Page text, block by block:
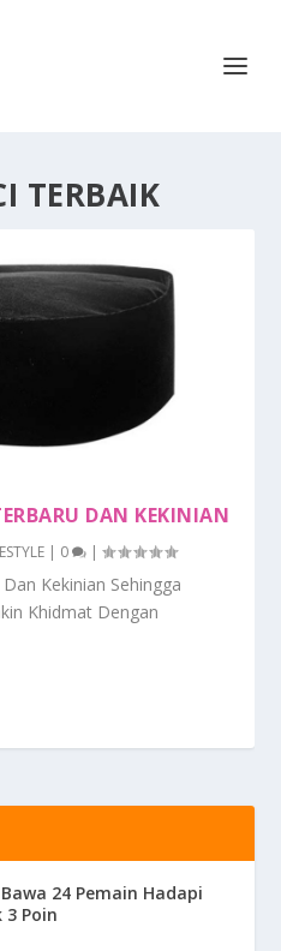
TERBAIK
DAN KEKINIAN
| 0 |
Kekinian Sehingga
Khidmat Dengan
24 Pemain Hadapi
3 Poin